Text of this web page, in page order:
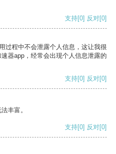
支持[0] 反对[0]
过程中不会泄露个人信息，这让我很
器app，经常会出现个人信息泄露的
支持[0] 反对[0]
丰富。
支持[0] 反对[0]